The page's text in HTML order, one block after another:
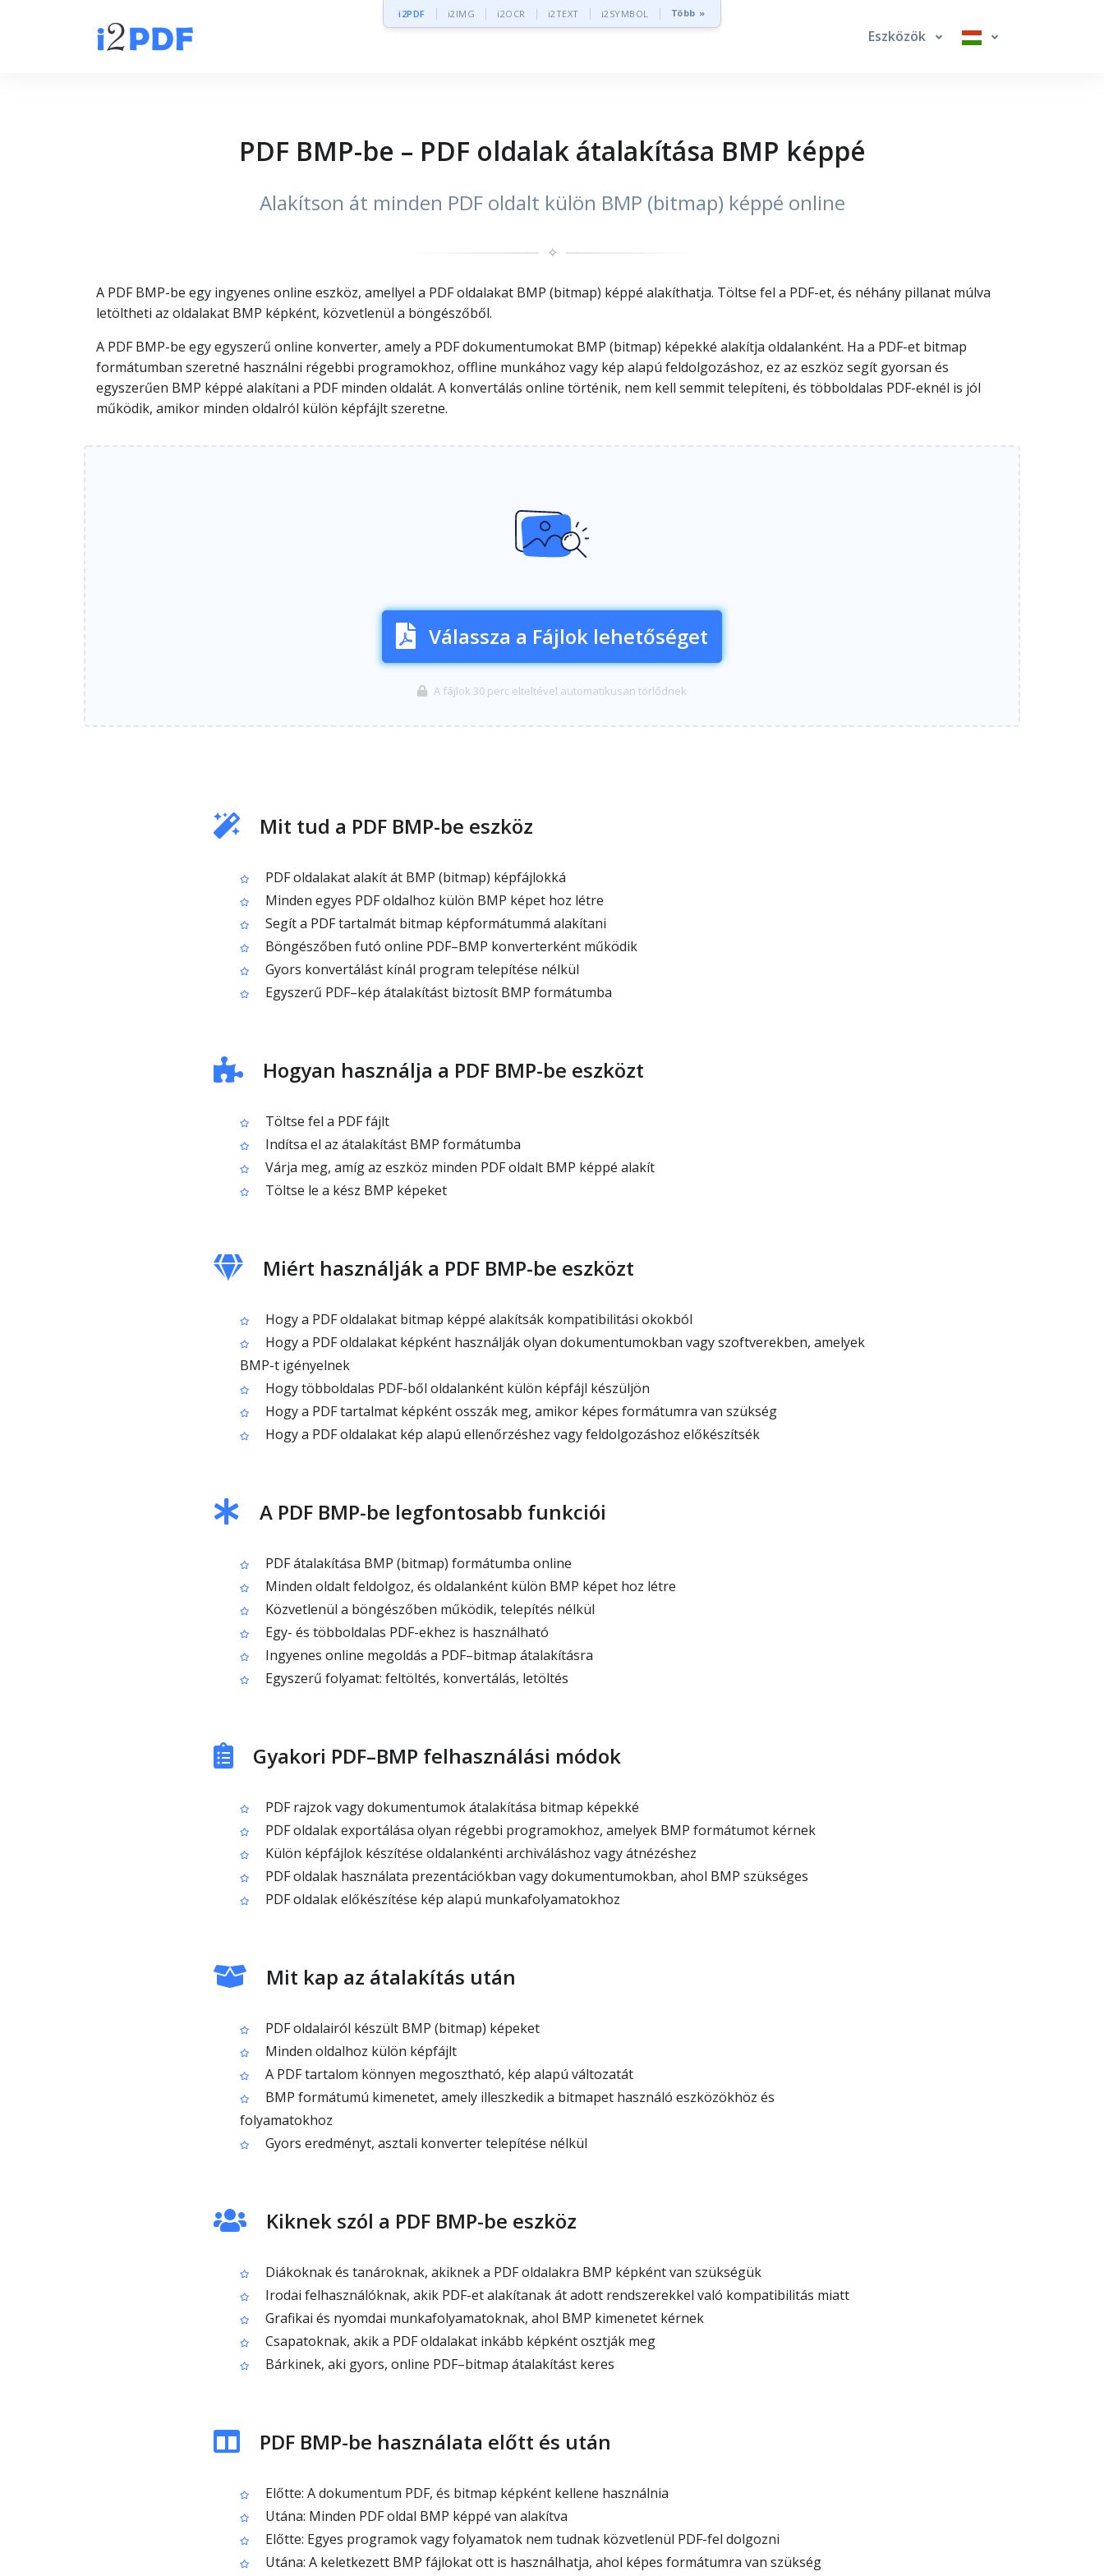
i2PDF i2IMG i2OCR i2TEXT i2SYMBOL Több »
Eszközök
PDF BMP-be – PDF oldalak átalakítása BMP képpé
Alakítson át minden PDF oldalt külön BMP (bitmap) képpé online
✧
A PDF BMP-be egy ingyenes online eszköz, amellyel a PDF oldalakat BMP (bitmap) képpé alakíthatja. Töltse fel a PDF-et, és néhány pillanat múlva
letöltheti az oldalakat BMP képként, közvetlenül a böngészőből.
A PDF BMP-be egy egyszerű online konverter, amely a PDF dokumentumokat BMP (bitmap) képekké alakítja oldalanként. Ha a PDF-et bitmap
formátumban szeretné használni régebbi programokhoz, offline munkához vagy kép alapú feldolgozáshoz, ez az eszköz segít gyorsan és
egyszerűen BMP képpé alakítani a PDF minden oldalát. A konvertálás online történik, nem kell semmit telepíteni, és többoldalas PDF-eknél is jól
működik, amikor minden oldalról külön képfájlt szeretne.
Válassza a Fájlok lehetőséget
A fájlok 30 perc elteltével automatikusan törlődnek
Mit tud a PDF BMP-be eszköz
PDF oldalakat alakít át BMP (bitmap) képfájlokká
Minden egyes PDF oldalhoz külön BMP képet hoz létre
Segít a PDF tartalmát bitmap képformátummá alakítani
Böngészőben futó online PDF–BMP konverterként működik
Gyors konvertálást kínál program telepítése nélkül
Egyszerű PDF–kép átalakítást biztosít BMP formátumba
Hogyan használja a PDF BMP-be eszközt
Töltse fel a PDF fájlt
Indítsa el az átalakítást BMP formátumba
Várja meg, amíg az eszköz minden PDF oldalt BMP képpé alakít
Töltse le a kész BMP képeket
Miért használják a PDF BMP-be eszközt
Hogy a PDF oldalakat bitmap képpé alakítsák kompatibilitási okokból
Hogy a PDF oldalakat képként használják olyan dokumentumokban vagy szoftverekben, amelyek
BMP-t igényelnek
Hogy többoldalas PDF-ből oldalanként külön képfájl készüljön
Hogy a PDF tartalmat képként osszák meg, amikor képes formátumra van szükség
Hogy a PDF oldalakat kép alapú ellenőrzéshez vagy feldolgozáshoz előkészítsék
A PDF BMP-be legfontosabb funkciói
PDF átalakítása BMP (bitmap) formátumba online
Minden oldalt feldolgoz, és oldalanként külön BMP képet hoz létre
Közvetlenül a böngészőben működik, telepítés nélkül
Egy- és többoldalas PDF-ekhez is használható
Ingyenes online megoldás a PDF–bitmap átalakításra
Egyszerű folyamat: feltöltés, konvertálás, letöltés
Gyakori PDF–BMP felhasználási módok
PDF rajzok vagy dokumentumok átalakítása bitmap képekké
PDF oldalak exportálása olyan régebbi programokhoz, amelyek BMP formátumot kérnek
Külön képfájlok készítése oldalankénti archiváláshoz vagy átnézéshez
PDF oldalak használata prezentációkban vagy dokumentumokban, ahol BMP szükséges
PDF oldalak előkészítése kép alapú munkafolyamatokhoz
Mit kap az átalakítás után
PDF oldalairól készült BMP (bitmap) képeket
Minden oldalhoz külön képfájlt
A PDF tartalom könnyen megosztható, kép alapú változatát
BMP formátumú kimenetet, amely illeszkedik a bitmapet használó eszközökhöz és
folyamatokhoz
Gyors eredményt, asztali konverter telepítése nélkül
Kiknek szól a PDF BMP-be eszköz
Diákoknak és tanároknak, akiknek a PDF oldalakra BMP képként van szükségük
Irodai felhasználóknak, akik PDF-et alakítanak át adott rendszerekkel való kompatibilitás miatt
Grafikai és nyomdai munkafolyamatoknak, ahol BMP kimenetet kérnek
Csapatoknak, akik a PDF oldalakat inkább képként osztják meg
Bárkinek, aki gyors, online PDF–bitmap átalakítást keres
PDF BMP-be használata előtt és után
Előtte: A dokumentum PDF, és bitmap képként kellene használnia
Utána: Minden PDF oldal BMP képpé van alakítva
Előtte: Egyes programok vagy folyamatok nem tudnak közvetlenül PDF-fel dolgozni
Utána: A keletkezett BMP fájlokat ott is használhatja, ahol képes formátumra van szükség